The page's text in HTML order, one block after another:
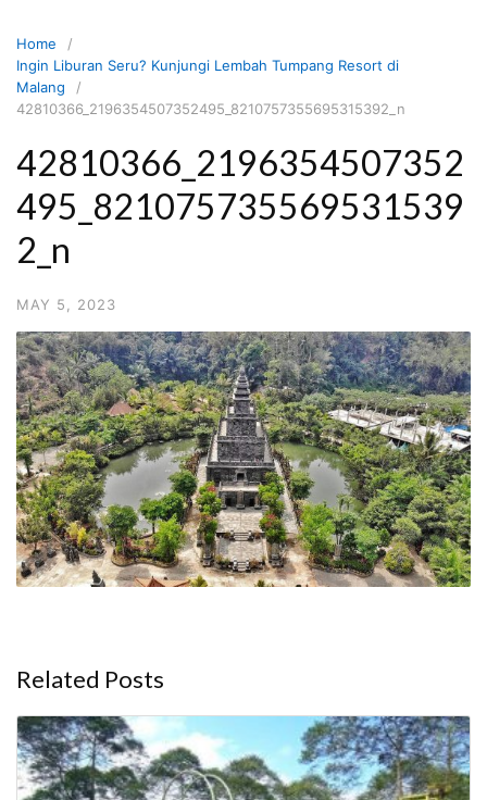
content
Home
Ingin Liburan Seru? Kunjungi Lembah Tumpang Resort di
Malang
42810366_2196354507352495_8210757355695315392_n
42810366_2196354507352
495_821075735569531539
2_n
MAY 5, 2023
Related Posts